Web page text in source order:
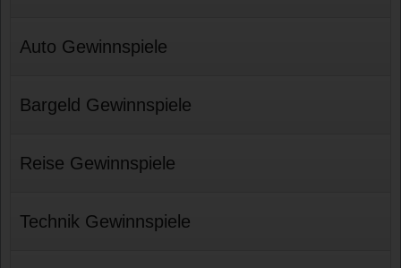
Auto Gewinnspiele
Bargeld Gewinnspiele
Reise Gewinnspiele
Technik Gewinnspiele